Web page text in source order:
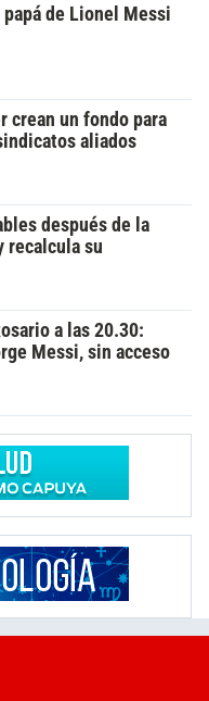
de Lionel Messi
crean un fondo para
aliados
después de la
recalcula su
a las 20.30:
Messi, sin acceso